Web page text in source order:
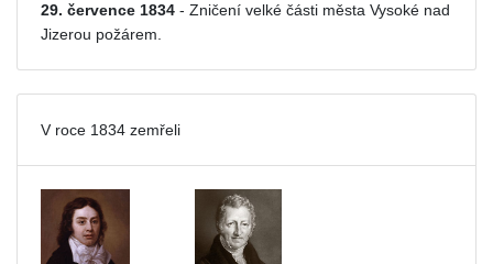
29. července 1834 - Zničení velké části města Vysoké nad
Jizerou požárem.
V roce 1834 zemřeli